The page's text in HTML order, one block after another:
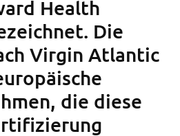
Health
Die
Virgin Atlantic
die diese